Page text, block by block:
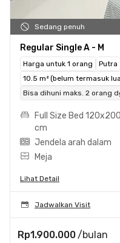
Sedang penuh
Regular Single A - M
Harga untuk 1 orang
Putra
10.5 m² (belum termasuk
Bisa dihuni maks. 2 orang
Full Size Bed 120x200
cm
Jendela arah dalam
Meja
Lihat Detail
Jadwalkan Visit
Rp1.900.000 /bulan